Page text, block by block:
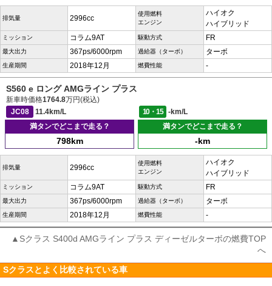
排気量 2996cc
使用燃料
エンジン
ハイオク
ハイブリッド
ミッション コラム9AT 駆動方式 FR
最大出力 367ps/6000rpm 過給器（ターボ） ターボ
生産期間 2018年12月 燃費性能 -
S560 e ロング AMGライン プラス
新車時価格1764.8万円(税込)
JC08
11.4km/L 10・15
-km/L
満タンでどこまで走る？
798km
満タンでどこまで走る？
-km
排気量 2996cc
使用燃料
エンジン
ハイオク
ハイブリッド
ミッション コラム9AT 駆動方式 FR
最大出力 367ps/6000rpm 過給器（ターボ） ターボ
生産期間 2018年12月 燃費性能 -
▲Sクラス S400d AMGライン プラス ディーゼルターボの燃費TOP
へ
Sクラスとよく比較されている車